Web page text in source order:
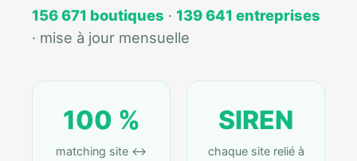
156 671 boutiques · 139 641 entreprises
· mise à jour mensuelle
100 %
matching site ↔
SIREN
chaque site relié à